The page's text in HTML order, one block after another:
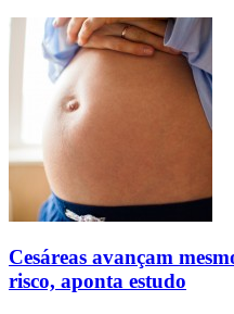
Cesáreas avançam
risco, aponta estudo